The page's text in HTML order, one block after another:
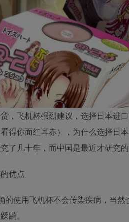
，飞机杯强烈建议，选择日本进
得你面红耳赤），为什么选择日
了几十年，而中国是最近才研究的
优点
使用飞机杯不会传染疾病，当然
躏。